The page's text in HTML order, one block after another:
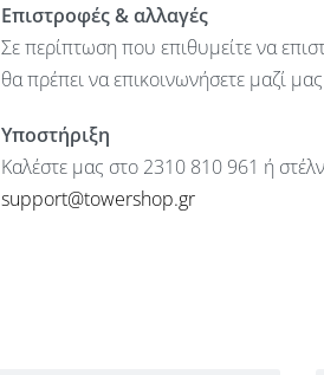
Επιστροφές & αλλαγές
Σε περίπτωση που επιθυμείτε να
θα πρέπει να επικοινωνήσετε μαζί
Υποστήριξη
Καλέστε μας στο 2310 810 961 ή
support@towershop.gr